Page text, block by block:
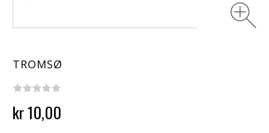
TROMSØ
kr 10,00